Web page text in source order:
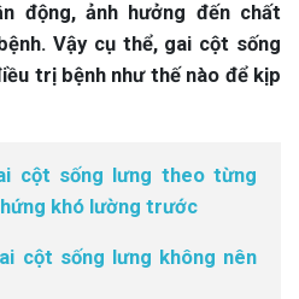
động, ảnh hưởng đến chất
Vậy cụ thể, gai cột sống
trị bệnh như thế nào để kịp
cột sống lưng theo từng
khó lường trước
cột sống lưng không nên